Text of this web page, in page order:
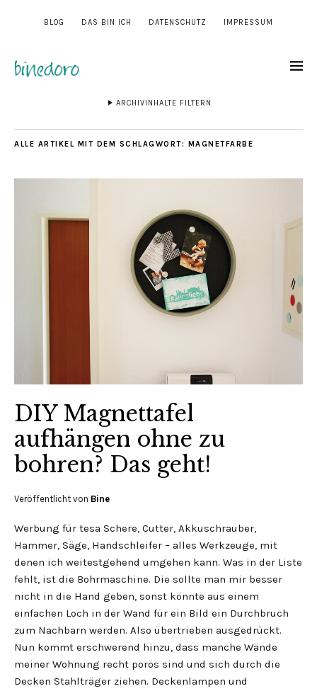
BLOG DAS BIN ICH DATENSCHUTZ IMPRESSUM
ARCHIVINHALTE FILTERN
ALLE ARTIKEL MIT DEM SCHLAGWORT: MAGNETFARBE
DIY Magnettafel
aufhängen ohne zu
bohren? Das geht!
Veröffentlicht von Bine
Werbung für tesa Schere, Cutter, Akkuschrauber,
Hammer, Säge, Handschleifer – alles Werkzeuge, mit
denen ich weitestgehend umgehen kann. Was in der Liste
fehlt, ist die Bohrmaschine. Die sollte man mir besser
nicht in die Hand geben, sonst könnte aus einem
einfachen Loch in der Wand für ein Bild ein Durchbruch
zum Nachbarn werden. Also übertrieben ausgedrückt.
Nun kommt erschwerend hinzu, dass manche Wände
meiner Wohnung recht porös sind und sich durch die
Decken Stahlträger ziehen. Deckenlampen und